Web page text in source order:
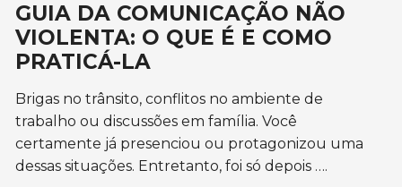
GUIA DA COMUNICAÇÃO NÃO
VIOLENTA: O QUE É E COMO
PRATICÁ-LA
Brigas no trânsito, conflitos no ambiente de
trabalho ou discussões em família. Você
certamente já presenciou ou protagonizou uma
dessas situações. Entretanto, foi só depois ….